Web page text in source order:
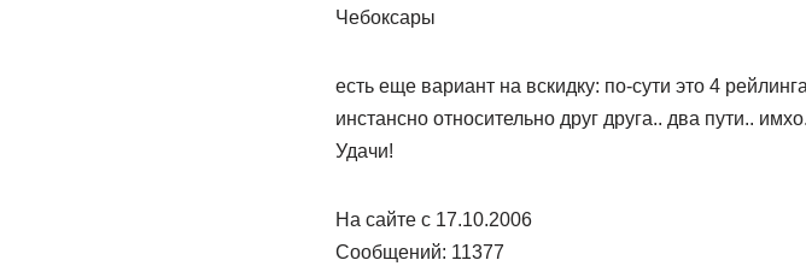
Чебоксары
есть еще вариант на вскидку: по-сути это 4
инстансно относительно друг друга.. два пути..
Удачи!
На сайте c 17.10.2006
Сообщений: 11377